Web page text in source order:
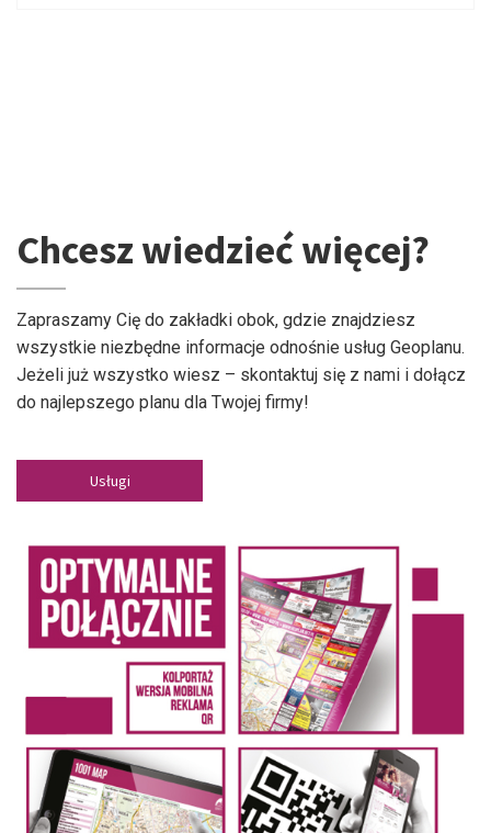
Chcesz wiedzieć więcej?
Zapraszamy Cię do zakładki obok, gdzie znajdziesz
wszystkie niezbędne informacje odnośnie usług Geoplanu.
Jeżeli już wszystko wiesz – skontaktuj się z nami i dołącz
do najlepszego planu dla Twojej firmy!
Usługi